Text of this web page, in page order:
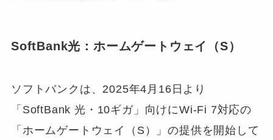
SoftBank光：ホームゲートウェイ（S）
ソフトバンクは、2025年4月16日より
「SoftBank 光・10ギガ」向けにWi-Fi 7対応の
「ホームゲートウェイ（S）」の提供を開始して